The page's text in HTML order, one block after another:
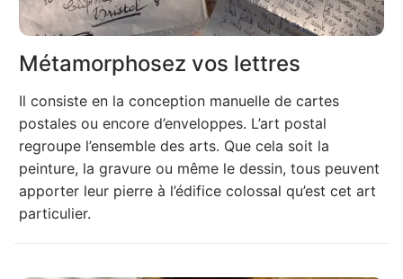
Métamorphosez vos lettres
Il consiste en la conception manuelle de cartes
postales ou encore d’enveloppes. L’art postal
regroupe l’ensemble des arts. Que cela soit la
peinture, la gravure ou même le dessin, tous peuvent
apporter leur pierre à l’édifice colossal qu’est cet art
particulier.